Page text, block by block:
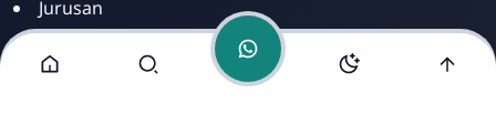
Jurusan
Ekstrakurikuler
Fasilitas